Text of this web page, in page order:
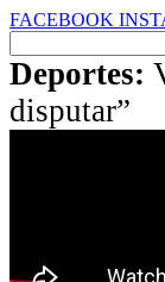
FACEBOOK
por:
Deportes:
disputar”